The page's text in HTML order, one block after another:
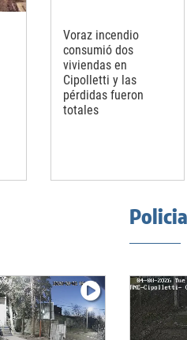
Voraz incendio
consumió dos
viviendas en
Cipolletti y las
pérdidas fueron
totales